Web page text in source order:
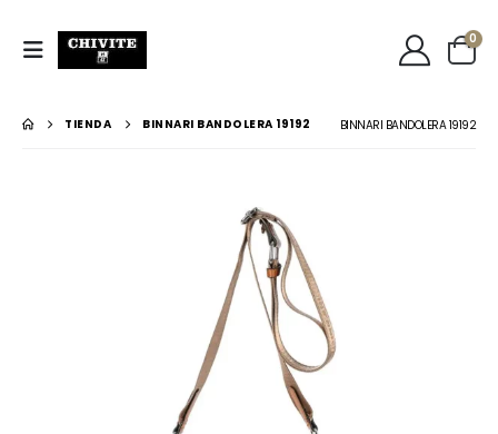
0
BINNARI BANDOLERA 19192
TIENDA BINNARI BANDOLERA 19192